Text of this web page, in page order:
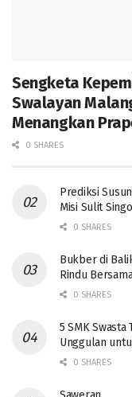
Sengketa
Swalayan
Menangkan
0 SHARES
Prediksi
Misi Sulit
0 SHARES
Bukber di
Rindu
0 SHARES
5 SMK
Unggulan
0 SHARES